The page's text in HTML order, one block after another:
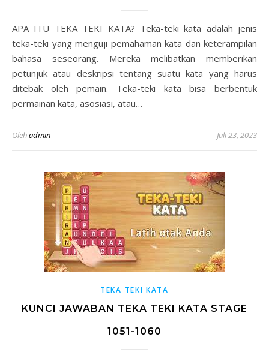
APA ITU TEKA TEKI KATA? Teka-teki kata adalah jenis
teka-teki yang menguji pemahaman kata dan keterampilan
bahasa seseorang. Mereka melibatkan memberikan
petunjuk atau deskripsi tentang suatu kata yang harus
ditebak oleh pemain. Teka-teki kata bisa berbentuk
permainan kata, asosiasi, atau…
Olehadmin Juli 23, 2023
TEKA TEKI KATA
KUNCI JAWABAN TEKA TEKI KATA STAGE
1051-1060